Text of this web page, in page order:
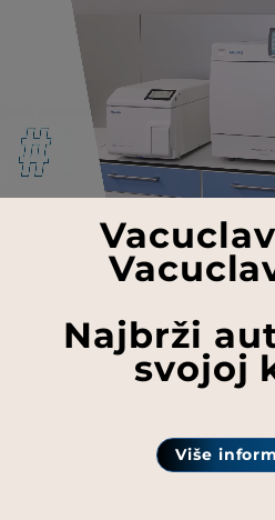
Najbrži
svojoj
Više